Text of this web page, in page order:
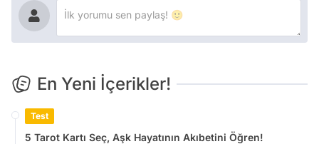
En Yeni İçerikler!
Test
5 Tarot Kartı Seç, Aşk Hayatının Akıbetini Öğren!